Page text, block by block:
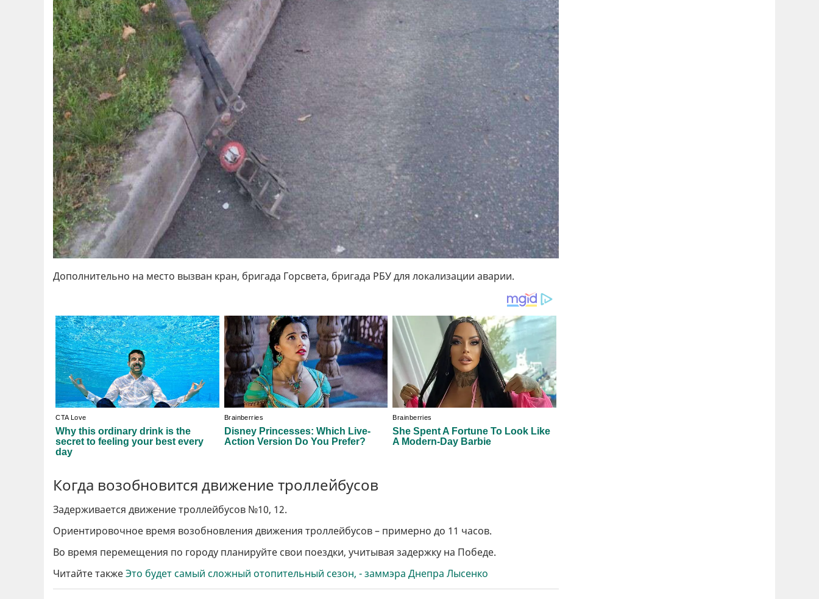
Дополнительно на место вызван кран, бригада Горсвета, бригада РБУ для локализации аварии.
Когда возобновится движение троллейбусов
Задерживается движение троллейбусов №10, 12.
Ориентировочное время возобновления движения троллейбусов – примерно до 11 часов.
Во время перемещения по городу планируйте свои поездки, учитывая задержку на Победе.
Читайте такжеЭто будет самый сложный отопительный сезон, - заммэра Днепра Лысенко